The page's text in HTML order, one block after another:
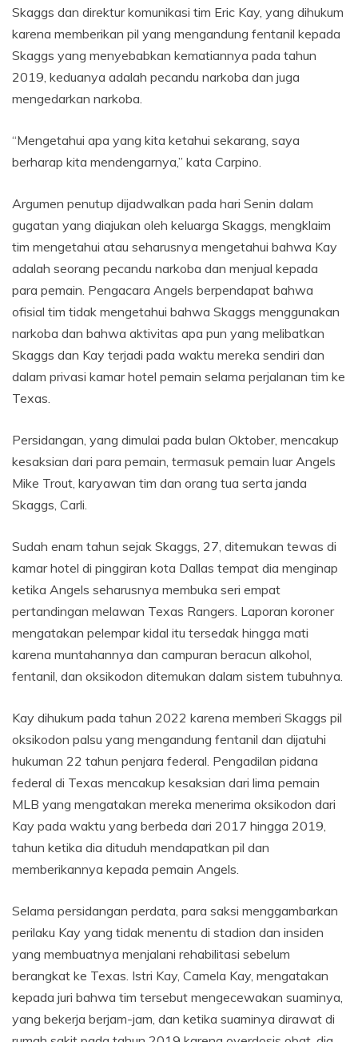
Skaggs dan direktur komunikasi tim Eric Kay, yang dihukum
karena memberikan pil yang mengandung fentanil kepada
Skaggs yang menyebabkan kematiannya pada tahun
2019, keduanya adalah pecandu narkoba dan juga
mengedarkan narkoba.
“Mengetahui apa yang kita ketahui sekarang, saya
berharap kita mendengarnya,” kata Carpino.
Argumen penutup dijadwalkan pada hari Senin dalam
gugatan yang diajukan oleh keluarga Skaggs, mengklaim
tim mengetahui atau seharusnya mengetahui bahwa Kay
adalah seorang pecandu narkoba dan menjual kepada
para pemain. Pengacara Angels berpendapat bahwa
ofisial tim tidak mengetahui bahwa Skaggs menggunakan
narkoba dan bahwa aktivitas apa pun yang melibatkan
Skaggs dan Kay terjadi pada waktu mereka sendiri dan
dalam privasi kamar hotel pemain selama perjalanan tim ke
Texas.
Persidangan, yang dimulai pada bulan Oktober, mencakup
kesaksian dari para pemain, termasuk pemain luar Angels
Mike Trout, karyawan tim dan orang tua serta janda
Skaggs, Carli.
Sudah enam tahun sejak Skaggs, 27, ditemukan tewas di
kamar hotel di pinggiran kota Dallas tempat dia menginap
ketika Angels seharusnya membuka seri empat
pertandingan melawan Texas Rangers. Laporan koroner
mengatakan pelempar kidal itu tersedak hingga mati
karena muntahannya dan campuran beracun alkohol,
fentanil, dan oksikodon ditemukan dalam sistem tubuhnya.
Kay dihukum pada tahun 2022 karena memberi Skaggs pil
oksikodon palsu yang mengandung fentanil dan dijatuhi
hukuman 22 tahun penjara federal. Pengadilan pidana
federal di Texas mencakup kesaksian dari lima pemain
MLB yang mengatakan mereka menerima oksikodon dari
Kay pada waktu yang berbeda dari 2017 hingga 2019,
tahun ketika dia dituduh mendapatkan pil dan
memberikannya kepada pemain Angels.
Selama persidangan perdata, para saksi menggambarkan
perilaku Kay yang tidak menentu di stadion dan insiden
yang membuatnya menjalani rehabilitasi sebelum
berangkat ke Texas. Istri Kay, Camela Kay, mengatakan
kepada juri bahwa tim tersebut mengecewakan suaminya,
yang bekerja berjam-jam, dan ketika suaminya dirawat di